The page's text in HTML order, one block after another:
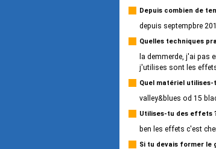
Depuis combien de
depuis septempbre
Quelles techniques
la demmerde, j'ai pas
j'utilises sont les
Quel matériel
valley&blues od 15
Utilises-tu des effets
ben les effets c'est
Si tu devais former le